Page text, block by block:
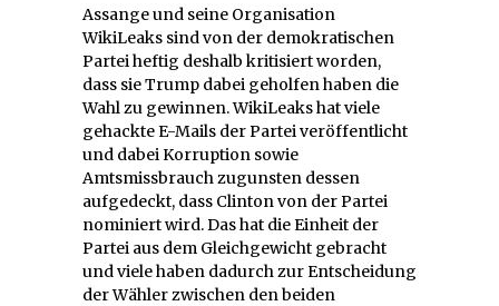
Assange und seine Organisation
WikiLeaks sind von der demokratischen
Partei heftig deshalb kritisiert worden,
dass sie Trump dabei geholfen haben die
Wahl zu gewinnen. WikiLeaks hat viele
gehackte E-Mails der Partei veröffentlicht
und dabei Korruption sowie
Amtsmissbrauch zugunsten dessen
aufgedeckt, dass Clinton von der Partei
nominiert wird. Das hat die Einheit der
Partei aus dem Gleichgewicht gebracht
und viele haben dadurch zur Entscheidung
der Wähler zwischen den beiden